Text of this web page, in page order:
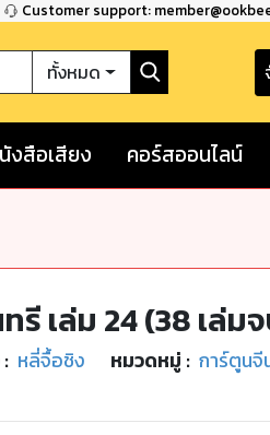
Customer support:
ทั้งหมด
งสือเสียง คอร์สออนไลน์
เล่ม 24 (38 เล่ม
หลี่จื้อชิง หมวดหมู่ : การ์ตูนจี